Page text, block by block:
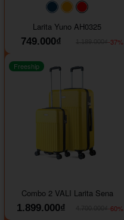
#093f69#ffa500
Larita Yuno AH0325
749.000₫
-37%
Freeship
Combo 2 VALI Larita Sena
1.899.000₫
-60%